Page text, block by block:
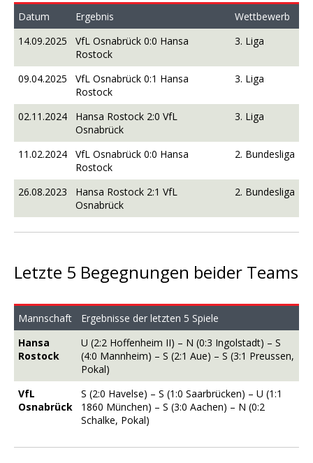
Datum Ergebnis
Wettbewerb
14.09.2025
VfL Osnabrück 0:0 Hansa
Rostock
3. Liga
09.04.2025
VfL Osnabrück 0:1 Hansa
Rostock
3. Liga
02.11.2024
Hansa Rostock 2:0 VfL
Osnabrück
3. Liga
11.02.2024
VfL Osnabrück 0:0 Hansa
Rostock
2. Bundesliga
26.08.2023
Hansa Rostock 2:1 VfL
Osnabrück
2. Bundesliga
Letzte 5 Begegnungen beider Teams
Mannschaft
Ergebnisse der letzten 5 Spiele
Hansa
Rostock
U (2:2 Hoffenheim II) – N (0:3 Ingolstadt) – S
(4:0 Mannheim) – S (2:1 Aue) – S (3:1 Preussen,
Pokal)
VfL
Osnabrück
S (2:0 Havelse) – S (1:0 Saarbrücken) – U (1:1
1860 München) – S (3:0 Aachen) – N (0:2
Schalke, Pokal)